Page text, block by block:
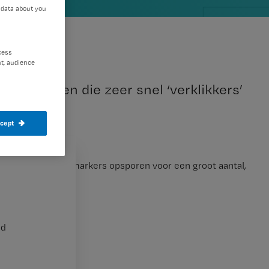
die zeer snel ‘verklikkers’
biomarkers opsporen voor een groot aantal,
about you
audience